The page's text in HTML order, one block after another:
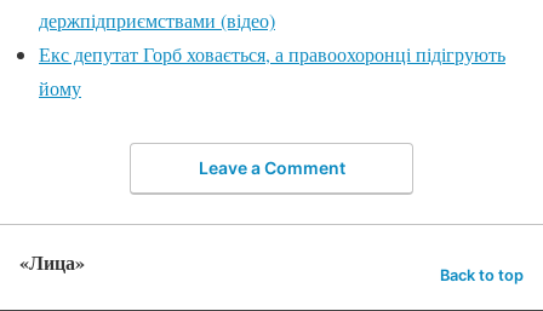
держпідприємствами (відео)
Екс депутат Горб ховається, а правоохоронці підігрують
йому
Leave a Comment
«Лица» Back to top